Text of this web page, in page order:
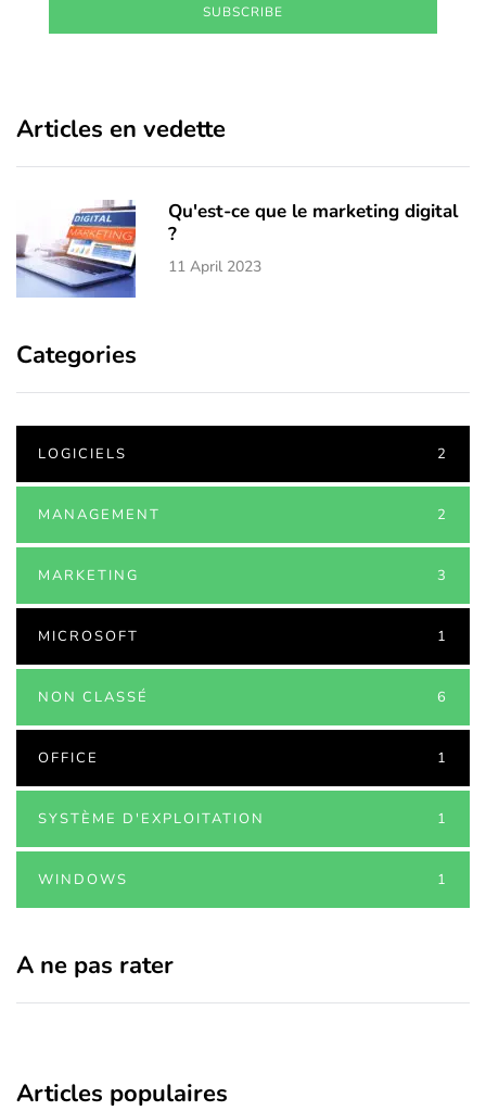
SUBSCRIBE
Articles en vedette
Qu'est-ce que le marketing digital
?
11 April 2023
Categories
LOGICIELS 2
MANAGEMENT 2
MARKETING 3
MICROSOFT 1
NON CLASSÉ 6
OFFICE 1
SYSTÈME D'EXPLOITATION 1
WINDOWS 1
A ne pas rater
Articles populaires